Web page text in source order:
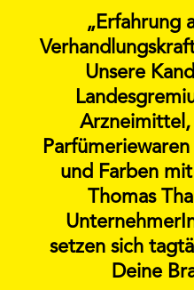
„Erfahrung
Unsere
und Farben
Thomas
setzen sich
Deine